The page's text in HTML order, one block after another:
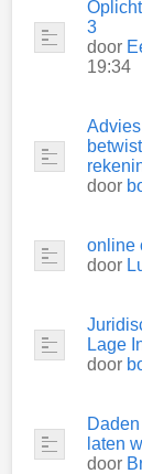
3
door
19:34
door
online
door
Lage
door
laten
door